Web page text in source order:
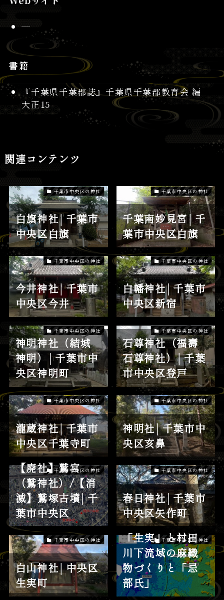
─
書籍
『千葉県千葉郡誌』千葉県千葉郡教育会 編
大正15
関連コンテンツ
千葉市中央区の神社
白旗神社│千葉市
中央区白旗
千葉市中央区の神社
千葉南妙見宮│千
葉市中央区白旗
千葉市中央区の神社
今井神社│千葉市
中央区今井
千葉市中央区の神社
白幡神社│千葉市
中央区新宿
千葉市中央区の神社
神明神社（結城
神明）│千葉市中
央区神明町
千葉市中央区の神社
石尊神社（福壽
石尊神社）│千葉
市中央区登戸
千葉市中央区の神社
瀧蔵神社│千葉市
中央区千葉寺町
千葉市中央区の神社
神明社│千葉市中
央区亥鼻
千葉市中央区の神社
【廃社】鷲宮
（鷲神社）/【消
滅】鷲塚古墳│千
葉市中央区
千葉市中央区の神社
春日神社│千葉市
中央区矢作町
千葉市中央区の神社
白山神社│中央区
生実町
千葉市中央区の神社
「生実」と村田
川下流域の麻織
物づくりと「忌
部氏」